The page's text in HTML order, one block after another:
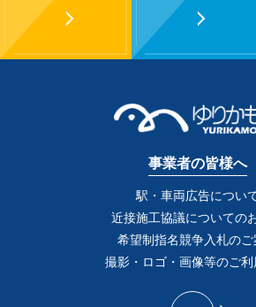
事業者の皆様へ
駅・車両広告につい
近接施工協議についての
希望制指名競争入札のご
撮影・ロゴ・画像等のご利